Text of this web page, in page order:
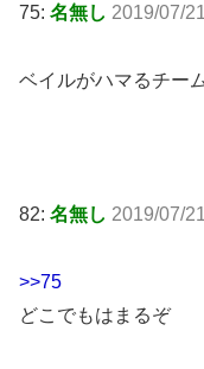
75: 名無し 2019/07/
ベイルがハマるチー
82: 名無し 2019/07/
>>75
どこでもはまるぞ